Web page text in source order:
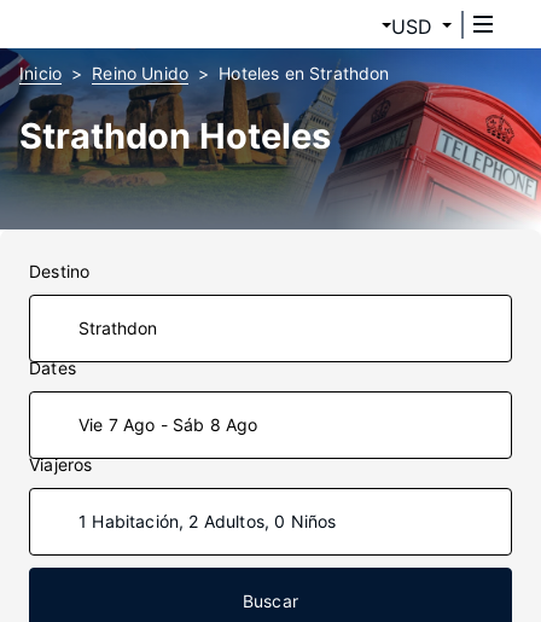
USD
Inicio Reino Unido Hoteles en Strathdon
Strathdon Hoteles
Destino
Dates
Vie 7 Ago - Sáb 8 Ago
Viajeros
1 Habitación, 2 Adultos, 0 Niños
Buscar